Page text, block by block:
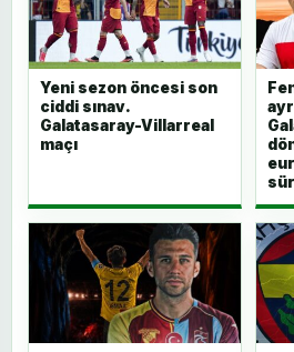
Yeni sezon öncesi son
ciddi sınav.
Galatasaray-Villarreal
maçı